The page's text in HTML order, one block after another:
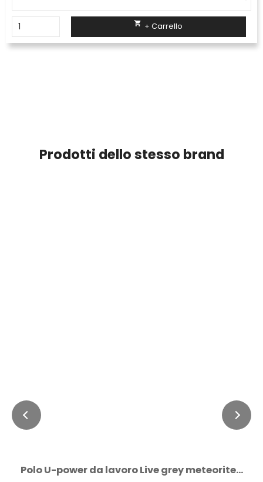
 + Carrello
Prodotti dello stesso brand
Polo U-power da lavoro Live grey meteorite...